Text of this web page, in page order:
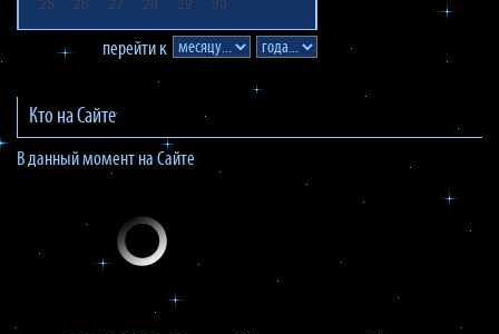
25
26 27 28 29 30
перейти к
Кто на Сайте
В данный момент на Сайте